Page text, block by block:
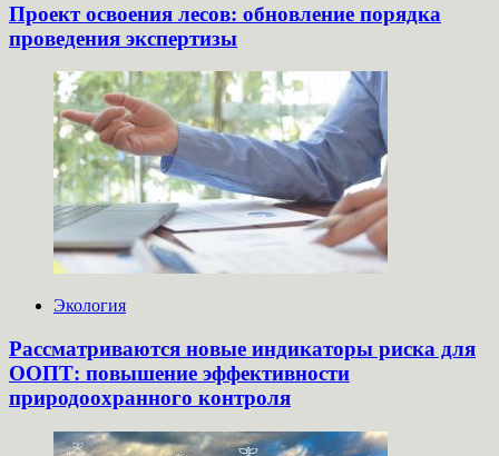
Проект освоения лесов: обновление порядка
проведения экспертизы
Экология
Рассматриваются новые индикаторы риска для
ООПТ: повышение эффективности
природоохранного контроля